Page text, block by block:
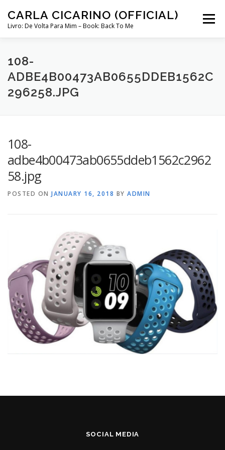
content
CARLA CICARINO (OFFICIAL)
Livro: De Volta Para Mim – Book: Back To Me
Menu
COMPRAR LIVRO “DE VOLTA PARA MIM”
MINHA CONTA
108-
ADBE4B00473AB0655DDEB1562C
296258.JPG
108-
adbe4b00473ab0655ddeb1562c2962
58.jpg
POSTED ON JANUARY 16, 2018 BY ADMIN
SOCIAL MEDIA